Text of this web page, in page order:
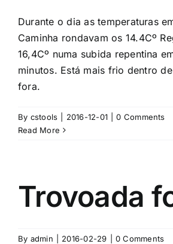
Durante o dia as temperaturas
Caminha rondavam os 14.4Cº
16,4Cº numa subida repentina
minutos. Está mais frio dentro
fora.
By cstools 2016-12-01
0 Comments
Read More
Trovoada
By admin 2016-02-29
0 Comments